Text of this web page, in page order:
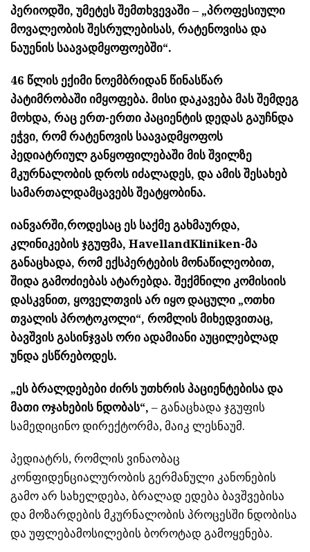
პერიოდში, უმეტეს შემთხვევაში – „პროფესიული
მოვალეობის შესრულებისას, რატენოვისა და
ნაუენის საავადმყოფოებში“.
46 წლის ექიმი ნოემბრიდან წინასწარ
პატიმრობაში იმყოფება. მისი დაკავება მას შემდეგ
მოხდა, რაც ერთ-ერთი პაციენტის დედას გაუჩნდა
ეჭვი, რომ რატენოვის საავადმყოფოს
პედიატრიულ განყოფილებაში მის შვილზე
მკურნალობის დროს იძალადეს, და ამის შესახებ
სამართალდამცავებს შეატყობინა.
იანვარში,როდესაც ეს საქმე გახმაურდა,
კლინიკების ჯგუფმა, HavellandKliniken-მა
განაცხადა, რომ ექსპერტების მონაწილეობით,
შიდა გამოძიებას ატარებდა. შექმნილი კომისიის
დასკვნით, ყოველთვის არ იყო დაცული „ოთხი
თვალის პროტოკოლი“, რომლის მიხედვითაც,
ბავშვის გასინჯვას ორი ადამიანი აუცილებლად
უნდა ესწრებოდეს.
„ეს ბრალდებები ძირს უთხრის პაციენტებისა და
მათი ოჯახების ნდობას“, – განაცხადა ჯგუფის
სამედიცინო დირექტორმა, მაიკ ლესნაუმ.
პედიატრს, რომლის ვინაობაც
კონფიდენციალურობის გერმანული კანონების
გამო არ სახელდება, ბრალად ედება ბავშვებისა
და მოზარდების მკურნალობის პროცესში ნდობისა
და უფლებამოსილების ბოროტად გამოყენება.